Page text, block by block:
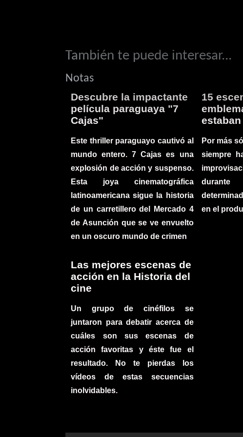
También te puede interesar...
Notas
Descubre la impactante
película paraguaya "7
Cajas"
Este thriller paraguayo cautivó al
mundo entero. 7 Cajas es una
explosión de acción y suspenso.
Esta joya cinematográfica
latinoamericana sigue la historia
de un carretillero del Mercado 4
de Asunción que se ve envuelto
en un oscuro mundo de crimen
15
Por más
siempre
en el
Las mejores escenas de
acción en la Historia del
cine
Un grupo de cinéfilos se
juntaron para debatir acerca de
cuáles son sus escenas de
acción favoritas y éste fue el
resultado. No te pierdas los
vídeos de estas secuencias
inolvidables.